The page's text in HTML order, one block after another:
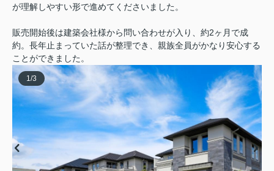
が理解しやすい形で進めてくださいました。
販売開始後は建築会社様から問い合わせが入り、約2ヶ月で成
約。長年止まっていた話が整理でき、親族全員がかなり安心する
ことができました。
1/3